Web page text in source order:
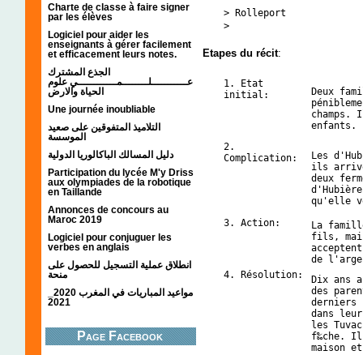
Charte de classe à faire signer
par les élèves
Logiciel pour aider les
enseignants à gérer facilement
et efficacement leurs notes.
الجذع المشترك
عـــــــــــلــــــــمــــــــــــي علوم
الحياة والارض
Une journée inoubliable
التلاميذ المتفوقين على صعيد
الموسسة
دليل المسالك الباكالوريا الدولية
Participation du lycée M'y Driss
aux olympiades de la robotique
en Taillande
Annonces de concours au
Maroc 2019
Logiciel pour conjuguer les
verbes en anglais
انطلاق عملية التسجيل للحصول على
منحة
2021
Page Facebook
> Rolleport
>
Etapes du récit:
1. Etat
initial:
Deux
champs.
enfants.
2.
Complication:
Les
ils
deux
qu'elle
3. Action:
La
fils,
de
4. Résolution:
Dix ans
des
derniers
dans
les
f‰che.
maison